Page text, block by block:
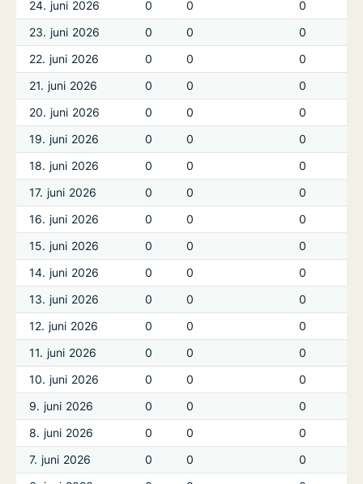
24. juni 2026 0 0
0
23. juni 2026
0 0
0
22. juni 2026
0 0
0
21. juni 2026
0 0
0
20. juni 2026
0 0
0
19. juni 2026
0 0
0
18. juni 2026
0 0
0
17. juni 2026
0 0
0
16. juni 2026
0 0
0
15. juni 2026
0 0
0
14. juni 2026
0 0
0
13. juni 2026
0 0
0
12. juni 2026
0 0
0
11. juni 2026
0 0
0
10. juni 2026
0 0
0
9. juni 2026
0 0
0
8. juni 2026
0 0
0
7. juni 2026
0 0
0